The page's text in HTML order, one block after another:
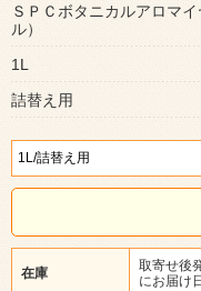
ＳＰＣボタニカルアロマ
ル）
1L
詰替え用
在庫
取寄せ後
にお届け